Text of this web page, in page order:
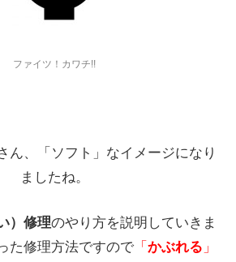
ファイツ！カワチ!!
ん、「ソフト」なイメージになり
ましたね。
）修理のやり方を説明していきま
た修理方法ですので 「 かぶれる 」